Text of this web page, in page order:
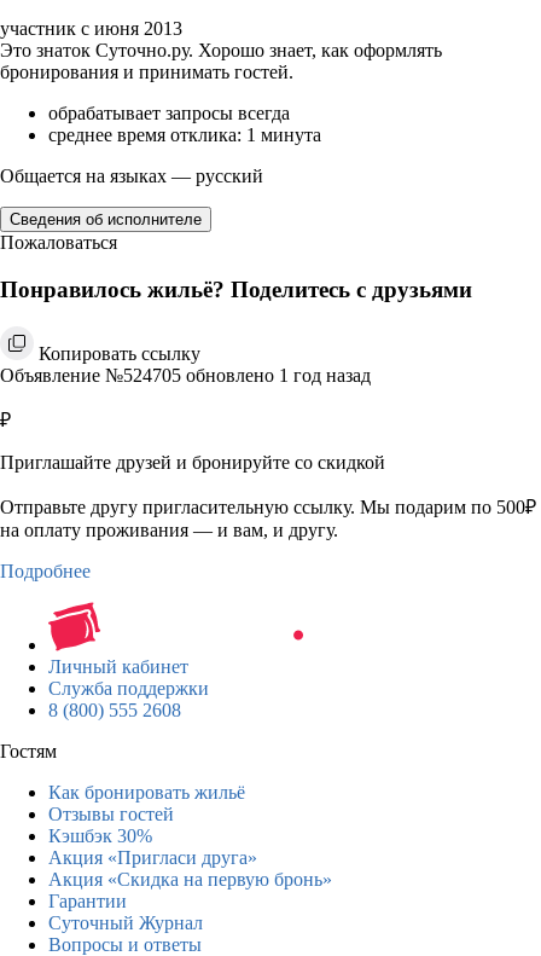
участник с июня 2013
Это знаток Суточно.ру. Хорошо знает, как оформлять
бронирования и принимать гостей.
обрабатывает запросы всегда
среднее время отклика: 1 минута
Общается на языках — русский
Сведения об исполнителе
Пожаловаться
Понравилось жильё? Поделитесь с друзьями
Копировать ссылку
Объявление №524705 обновлено 1 год назад
₽
Приглашайте друзей и бронируйте со скидкой
Отправьте другу пригласительную ссылку. Мы подарим по 500₽
на оплату проживания — и вам, и другу.
Подробнее
Личный кабинет
Служба поддержки
8 (800) 555 2608
Гостям
Как бронировать жильё
Отзывы гостей
Кэшбэк 30%
Акция «Пригласи друга»
Акция «Скидка на первую бронь»
Гарантии
Суточный Журнал
Вопросы и ответы